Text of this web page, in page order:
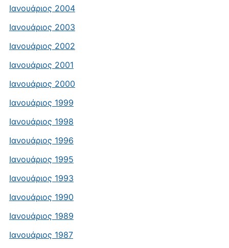
Ιανουάριος 2004
Ιανουάριος 2003
Ιανουάριος 2002
Ιανουάριος 2001
Ιανουάριος 2000
Ιανουάριος 1999
Ιανουάριος 1998
Ιανουάριος 1996
Ιανουάριος 1995
Ιανουάριος 1993
Ιανουάριος 1990
Ιανουάριος 1989
Ιανουάριος 1987